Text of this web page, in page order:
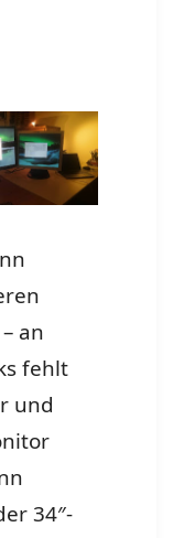
an
fehlt
und
34″-